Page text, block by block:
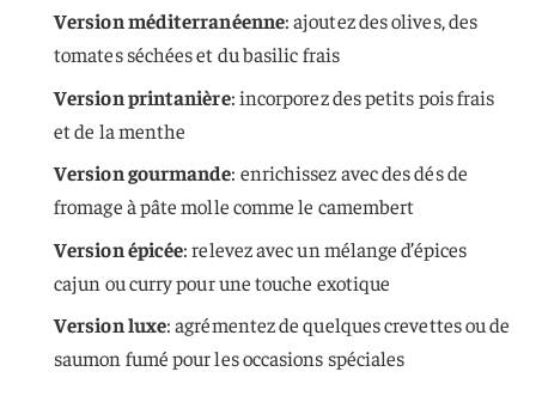
Version méditerranéenne: ajoutez des olives, des
tomates séchées et du basilic frais
Version printanière: incorporez des petits pois frais
et de la menthe
Version gourmande: enrichissez avec des dés de
fromage à pâte molle comme le camembert
Version épicée: relevez avec un mélange d’épices
cajun ou curry pour une touche exotique
Version luxe: agrémentez de quelques crevettes ou de
saumon fumé pour les occasions spéciales